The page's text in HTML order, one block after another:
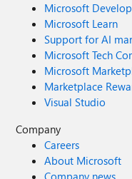
Microsoft
Microsoft Learn
Support for AI
Microsoft Tech
Microsoft
Marketplace
Visual Studio
Company
Careers
About Microsoft
Company news